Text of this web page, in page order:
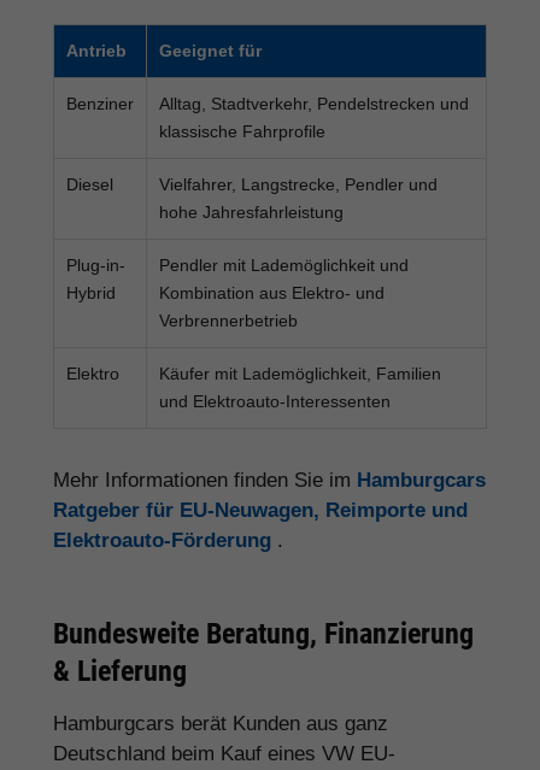
Antrieb Geeignet für
Benziner
Alltag, Stadtverkehr, Pendelstrecken und
klassische Fahrprofile
Diesel
Vielfahrer, Langstrecke, Pendler und
hohe Jahresfahrleistung
Plug-in-
Hybrid
Pendler mit Lademöglichkeit und
Kombination aus Elektro- und
Verbrennerbetrieb
Elektro
Käufer mit Lademöglichkeit, Familien
und Elektroauto-Interessenten
Mehr Informationen finden Sie im Hamburgcars
Ratgeber für EU-Neuwagen, Reimporte und
Elektroauto-Förderung .
Bundesweite Beratung, Finanzierung
& Lieferung
Hamburgcars berät Kunden aus ganz
Deutschland beim Kauf eines VW EU-